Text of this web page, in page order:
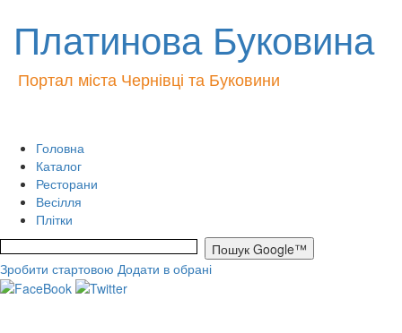
Платинова Буковина
Портал міста Чернівці та Буковини
Головна
Каталог
Ресторани
Весілля
Плітки
Зробити стартовою Додати в обрані